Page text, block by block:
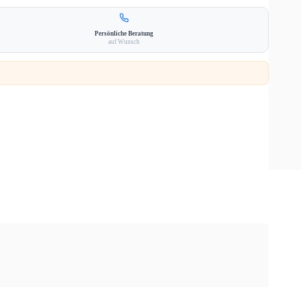
Persönliche Beratung
auf Wunsch